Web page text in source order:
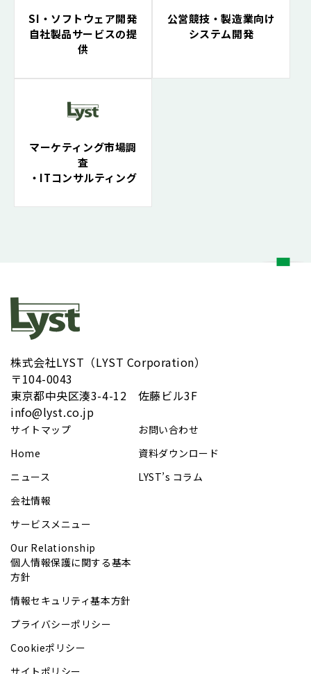
SI・ソフトウェア開発
自社製品サービスの提
供
公営競技・製造業向け
システム開発
マーケティング市場調
査
・ITコンサルティング
株式会社LYST（LYST Corporation）
〒104-0043
​東京都中央区湊3-4-12 佐藤ビル3F
info@lyst.co.jp
サイトマップ
Home
ニュース
会社情報
サービスメニュー
Our Relationship
お問い合わせ
資料ダウンロード
LYST’s コラム
個人情報保護に関する基本
方針
情報セキュリティ基本方針
プライバシーポリシー
Cookieポリシー